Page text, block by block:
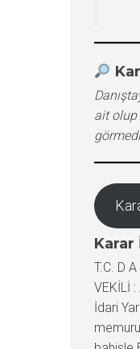
ait olup
Karar
T.C. D A N I Ş T A Y İKİNCİ DAİRE Esas No : 2021/6572 Karar No : 2023/5007 KARŞILIKLI TEMYİZ İSTEMİNDE BULUNANLAR : DAVACI : … DAVALI : … Valiliği VEKİLİ : Av. … İSTEMİN KONUSU : … İdare Mahkemesince verilen … günlü, E:…, K:… sayılı kararın, taraflarca karşılıklı olarak dilekçelerde yazılı nedenlerle 2577 sayılı İdari Yargılama Usulü Kanunu’nun 49. maddesi uyarınca temyizen incelenerek bozulması isteminden ibarettir. YARGILAMA SÜRECİ : Dava Konusu İstem : Polis memuru olan